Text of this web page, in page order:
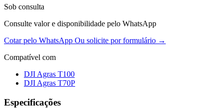
Sob consulta
Consulte valor e disponibilidade pelo WhatsApp
Cotar pelo WhatsApp Ou solicite por formulário →
Compatível com
DJI Agras T100
DJI Agras T70P
Especificações